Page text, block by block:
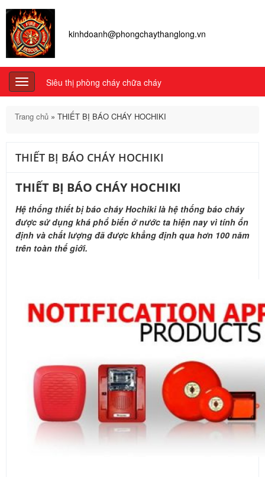
kinhdoanh@phongchaythanglong.vn
Toggle
navigation
Siêu thị phòng cháy chữa cháy
Trang chủ » THIẾT BỊ BÁO CHÁY HOCHIKI
THIẾT BỊ BÁO CHÁY HOCHIKI
THIẾT BỊ BÁO CHÁY HOCHIKI
Hệ thống thiết bị báo cháy Hochiki là hệ thống báo cháy
được sử dụng khá phổ biến ở nước ta hiện nay vì tính ổn
định và chất lượng đã được khẳng định qua hơn 100 năm
trên toàn thế giới.